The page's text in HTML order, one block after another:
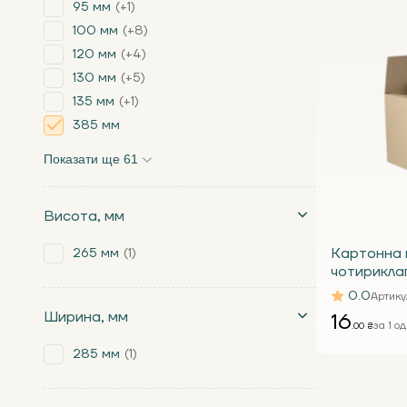
95 мм
+1
100 мм
+8
120 мм
+4
130 мм
+5
135 мм
+1
385 мм
Показати ще 61
Висота, мм
265 мм 1
Ширина, мм
285 мм 1
Картонна
мм, бура
0.0
16.00 ₴за 1 од.